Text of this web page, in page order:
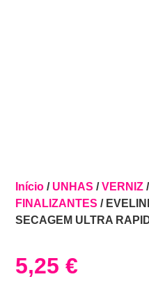
Início / UNHAS /VERNIZ /
FINALIZANTES /
SECAGEM ULTRA
5,25€